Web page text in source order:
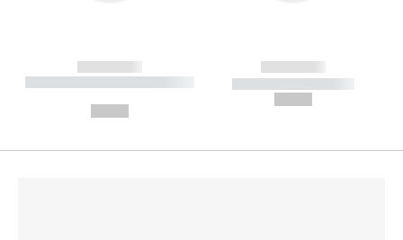
------------
----------- ----------- --------
------------
----------- -----------